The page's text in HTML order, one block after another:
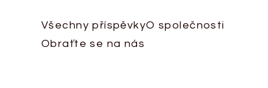
Všechny příspěvkyO společnosti
Obraťte se na nás